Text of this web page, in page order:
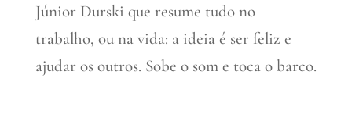
Júnior Durski que resume tudo no
trabalho, ou na vida: a ideia é ser feliz e
ajudar os outros. Sobe o som e toca o barco.